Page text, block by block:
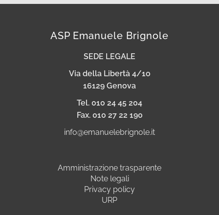
ASP Emanuele Brignole
SEDE LEGALE
Via della Libertà 4/1o
16129 Genova
Tel. 010 24 45 204
Fax. 010 27 22 190
info@emanuelebrignole.it
Amministrazione trasparente
Note legali
Privacy policy
URP